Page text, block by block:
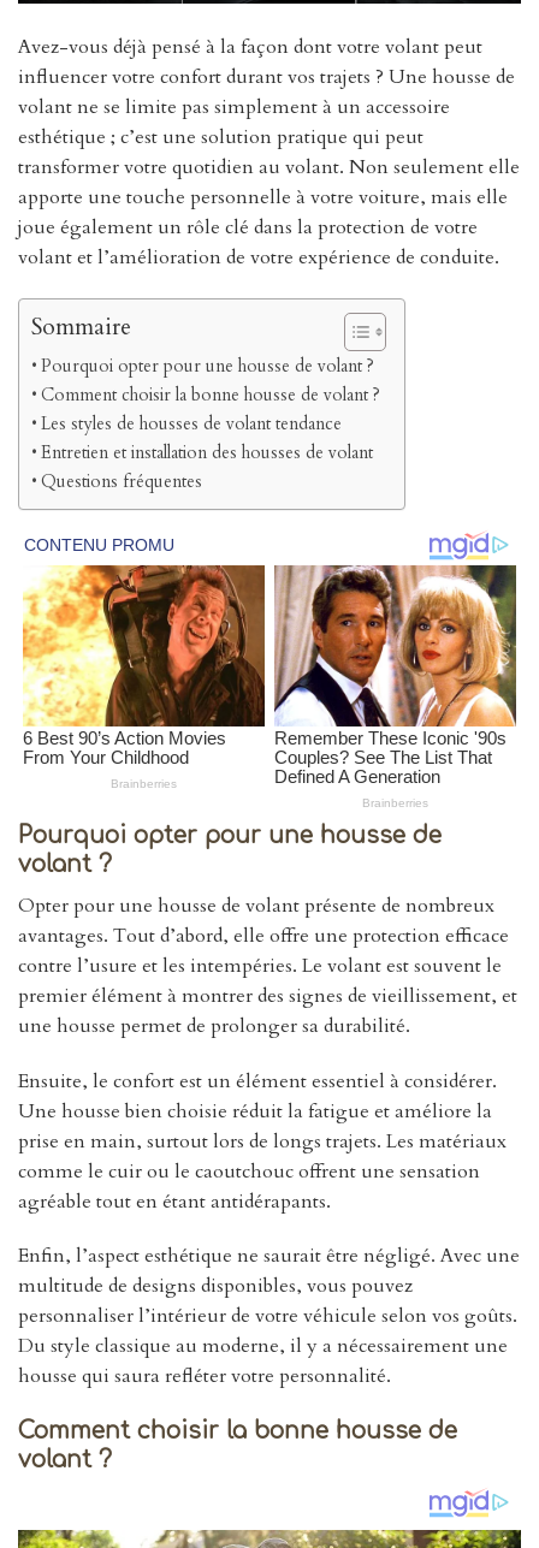
Avez-vous déjà pensé à la façon dont votre volant peut
influencer votre confort durant vos trajets ? Une housse de
volant ne se limite pas simplement à un accessoire
esthétique ; c’est une solution pratique qui peut
transformer votre quotidien au volant. Non seulement elle
apporte une touche personnelle à votre voiture, mais elle
joue également un rôle clé dans la protection de votre
volant et l’amélioration de votre expérience de conduite.
Sommaire
Pourquoi opter pour une housse de volant ?
Comment choisir la bonne housse de volant ?
Les styles de housses de volant tendance
Entretien et installation des housses de volant
Questions fréquentes
Pourquoi opter pour une housse de
volant ?
Opter pour une housse de volant présente de nombreux
avantages. Tout d’abord, elle offre une protection efficace
contre l’usure et les intempéries. Le volant est souvent le
premier élément à montrer des signes de vieillissement, et
une housse permet de prolonger sa durabilité.
Ensuite, le confort est un élément essentiel à considérer.
Une housse bien choisie réduit la fatigue et améliore la
prise en main, surtout lors de longs trajets. Les matériaux
comme le cuir ou le caoutchouc offrent une sensation
agréable tout en étant antidérapants.
Enfin, l’aspect esthétique ne saurait être négligé. Avec une
multitude de designs disponibles, vous pouvez
personnaliser l’intérieur de votre véhicule selon vos goûts.
Du style classique au moderne, il y a nécessairement une
housse qui saura refléter votre personnalité.
Comment choisir la bonne housse de
volant ?